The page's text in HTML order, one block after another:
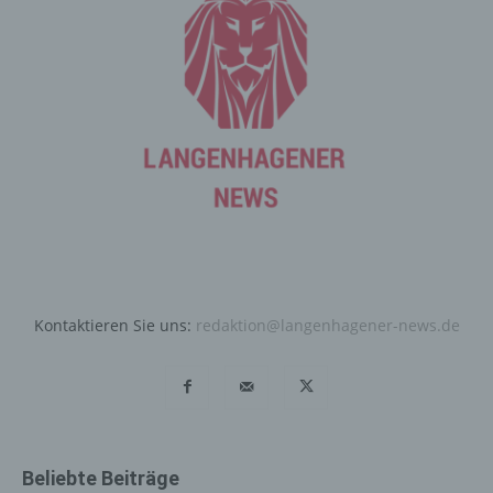
Kontaktieren Sie uns: redaktion@langenhagener-news.de
Beliebte Beiträge
automatisiertes System eine Reihe von allgemeinen
Daten und Informationen. Diese allgemeinen Daten und
Informationen werden in den Logfiles des Servers
gespeichert. Erfasst werden können die (1) verwendeten
Browsertypen und Versionen, (2) das vom zugreifenden
System verwendete Betriebssystem, (3) die
Internetseite, von welcher ein zugreifendes System auf
unsere Internetseite gelangt (sogenannte Referrer), (4)
Adresse), (7) der Internet-Service-Provider des
zugreifenden Systems und (8) sonstige ähnliche Daten
Angriffen auf unsere informationstechnologischen
Informationen ziehen wird keine Rückschlüsse auf die